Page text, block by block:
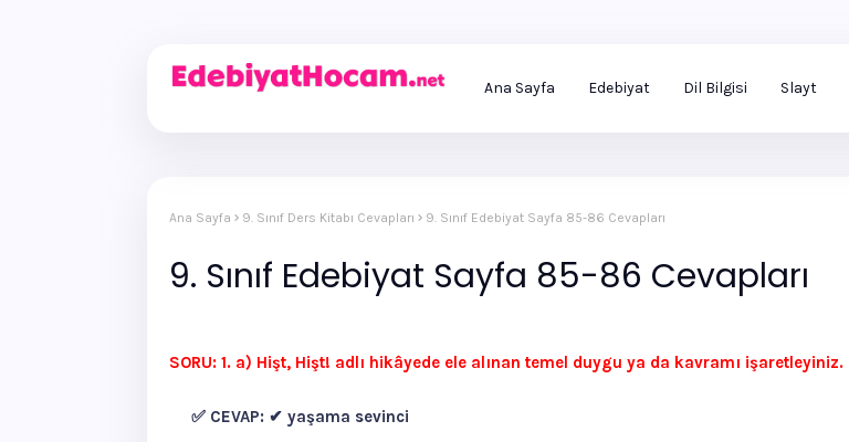
Ana Sayfa Edebiyat Dil Bilgisi Slayt
Ana Sayfa 9. Sınıf Ders Kitabı Cevapları 9. Sınıf Edebiyat Sayfa 85-86 Cevapları
9. Sınıf Edebiyat Sayfa 85-86 Cevapları
SORU: 1. a) Hişt, Hişt! adlı hikâyede ele alınan temel duygu ya da kavramı işaretleyiniz.
✅ CEVAP: ✔ yaşama sevinci